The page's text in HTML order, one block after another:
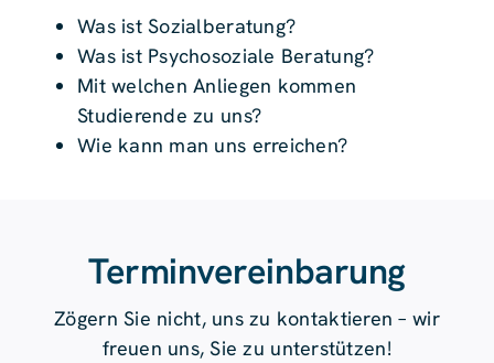
Was ist Sozialberatung?
Was ist Psychosoziale Beratung?
Mit welchen Anliegen kommen
Studierende zu uns?
Wie kann man uns erreichen?
Terminvereinbarung
Zögern Sie nicht, uns zu kontaktieren – wir
freuen uns, Sie zu unterstützen!